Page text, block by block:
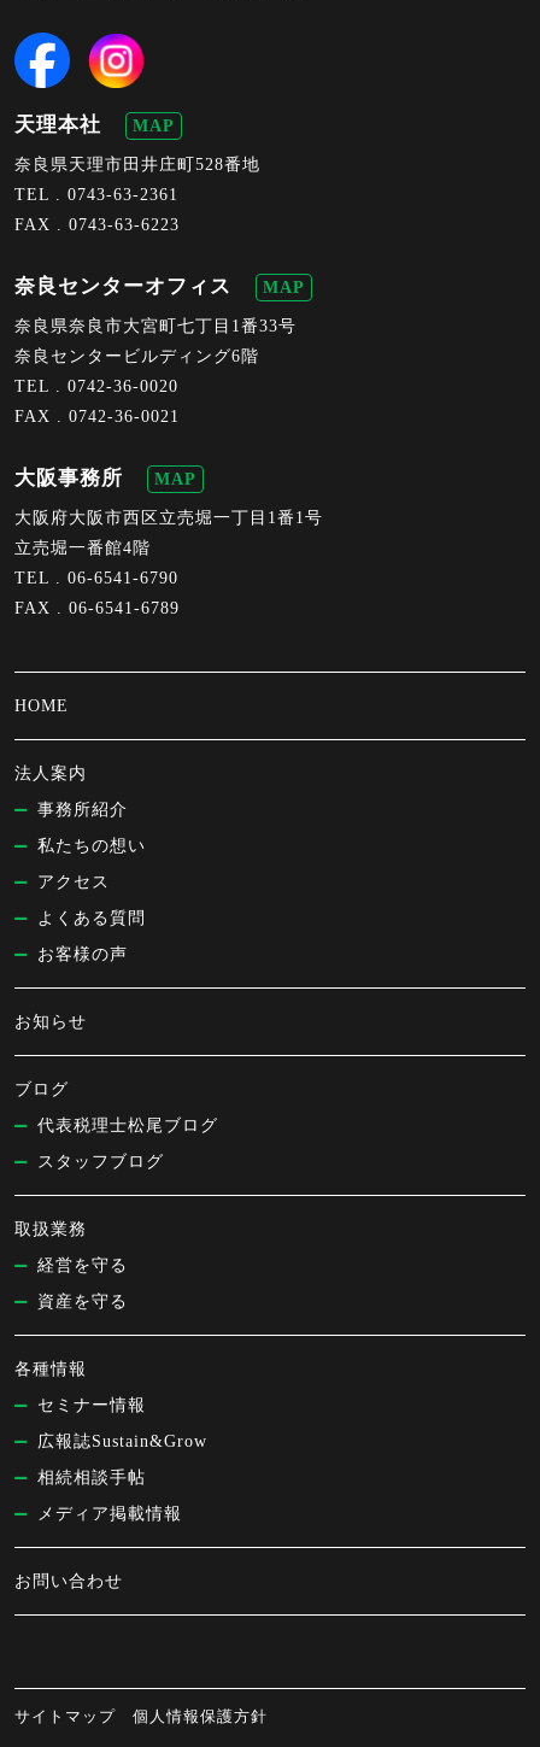
天理本社 MAP
奈良県天理市田井庄町528番地
TEL . 0743-63-2361
FAX . 0743-63-6223
奈良センターオフィス MAP
奈良県奈良市大宮町七丁目1番33号
奈良センタービルディング6階
TEL . 0742-36-0020
FAX . 0742-36-0021
大阪事務所 MAP
大阪府大阪市西区立売堀一丁目1番1号
立売堀一番館4階
TEL . 06-6541-6790
FAX . 06-6541-6789
HOME
法人案内
事務所紹介
私たちの想い
アクセス
よくある質問
お客様の声
お知らせ
ブログ
代表税理士松尾ブログ
スタッフブログ
取扱業務
経営を守る
資産を守る
各種情報
セミナー情報
広報誌Sustain&Grow
相続相談手帖
メディア掲載情報
お問い合わせ
サイトマップ 個人情報保護方針